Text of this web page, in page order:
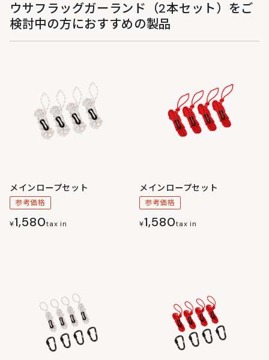
ウサフラッグガーランド（2本セット）をご
検討中の方におすすめの製品
メインロープセット
参考価格
¥1,580tax in
メインロープセット
参考価格
¥1,580tax in